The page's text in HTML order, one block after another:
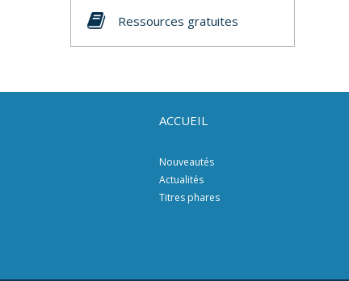
Ressources gratuites
ACCUEIL
Nouveautés
Actualités
Titres phares